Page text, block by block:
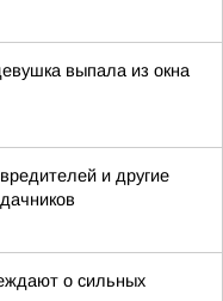
выпала из окна
и другие
о сильных